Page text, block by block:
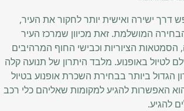
דרך ישירה ואישית יותר לחקור את העיר,
המושלמת. זאת מכיוון שמרכז העיר
הציוריות וכבישי החוף המרהיבים
לטיול באופנוע. מלבד היתרון של תנועה קלה
הגדול ביותר בבחירת השכרת אופנוע בטיול
האפשרות להגיע למקומות שאליהם כלי רכב
להגיע.